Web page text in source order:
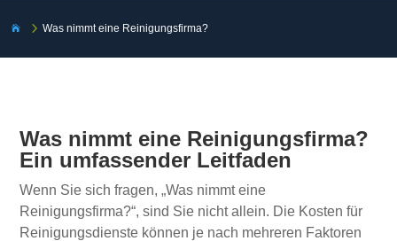
 5Was nimmt eine Reinigungsfirma?
Was nimmt eine Reinigungsfirma?
Ein umfassender Leitfaden
Wenn Sie sich fragen, „Was nimmt eine
Reinigungsfirma?“, sind Sie nicht allein. Die Kosten für
Reinigungsdienste können je nach mehreren Faktoren